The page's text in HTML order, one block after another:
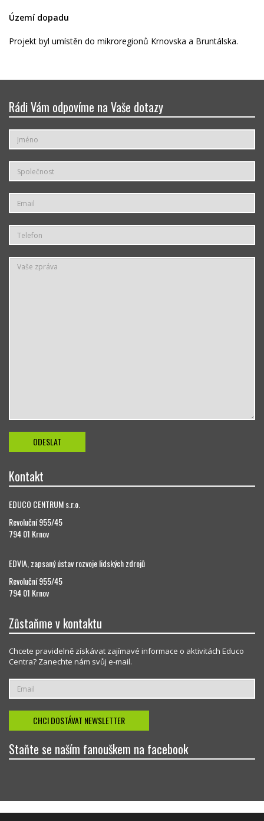
Území dopadu
Projekt byl umístěn do mikroregionů Krnovska a Bruntálska.
Rádi Vám odpovíme na Vaše dotazy
Kontakt
EDUCO CENTRUM s.r.o.
Revoluční 955/45
794 01 Krnov
EDVIA, zapsaný ústav rozvoje lidských zdrojů
Revoluční 955/45
794 01 Krnov
Zůstaňme v kontaktu
Chcete pravidelně získávat zajímavé informace o aktivitách Educo
Centra? Zanechte nám svůj e-mail.
Staňte se naším fanouškem na facebook